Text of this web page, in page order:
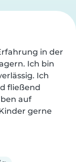
in der
Ich bin
Ich
fließend
auf
gerne